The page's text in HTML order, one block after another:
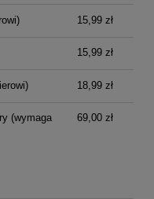
15,99 zł
15,99 zł
18,99 zł
(wymaga
69,00 zł